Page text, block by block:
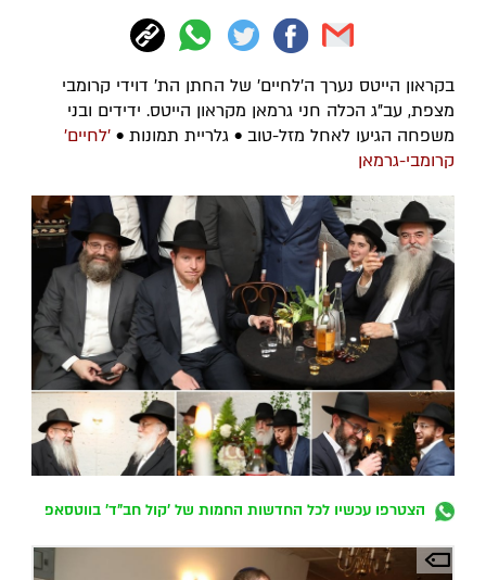
בקראון הייטס נערך ה'לחיים' של החתן הת' דוידי קרומבי
מצפת, עב"ג הכלה חני גרמאן מקראון הייטס. ידידים ובני
משפחה הגיעו לאחל מזל-טוב • גלריית תמונות • 'לחיים'
קרומבי-גרמאן
הצטרפו עכשיו לכל החדשות החמות של 'קול חב"ד' בווטסאפ